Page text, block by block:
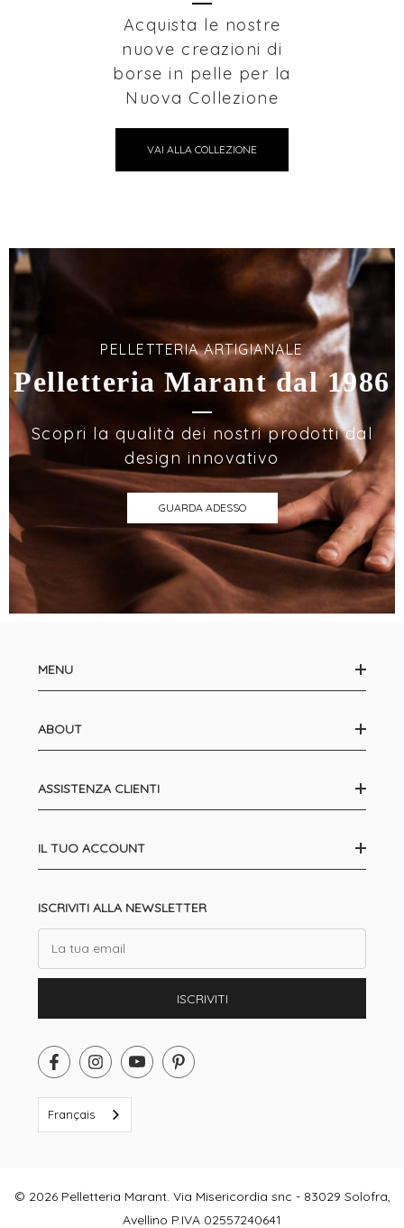
Acquista le nostre
nuove creazioni di
borse in pelle per la
Nuova Collezione
VAI ALLA COLLEZIONE
PELLETTERIA ARTIGIANALE
Pelletteria Marant dal 1986
Scopri la qualità dei nostri prodotti dal
design innovativo
GUARDA ADESSO
MENU
ABOUT
ASSISTENZA CLIENTI
IL TUO ACCOUNT
ISCRIVITI ALLA NEWSLETTER
ISCRIVITI
Français
© 2026 Pelletteria Marant. Via Misericordia snc - 83029 Solofra,
Avellino P.IVA 02557240641